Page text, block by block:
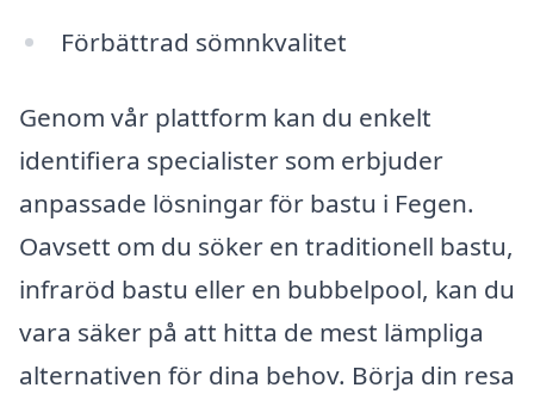
Förbättrad sömnkvalitet
Genom vår plattform kan du enkelt
identifiera specialister som erbjuder
anpassade lösningar för bastu i Fegen.
Oavsett om du söker en traditionell bastu,
infraröd bastu eller en bubbelpool, kan du
vara säker på att hitta de mest lämpliga
alternativen för dina behov. Börja din resa